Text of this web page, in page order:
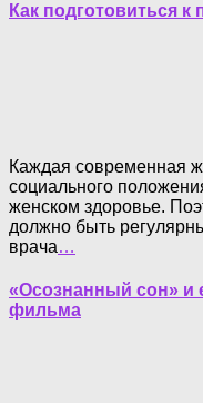
Как подготовиться
Каждая современная
социального
женском здоровье.
должно быть
врача…
«Осознанный сон» и
фильма